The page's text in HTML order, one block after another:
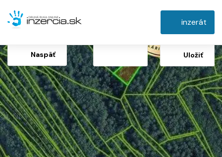
inzerát
Naspäť Uložiť